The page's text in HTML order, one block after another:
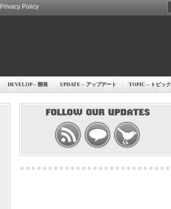
Privacy Policy
DEVELOP – 開発 UPDATE – アップデート TOPIC – トピック